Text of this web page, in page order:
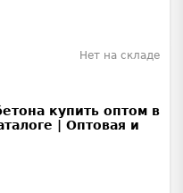
Нет на складе